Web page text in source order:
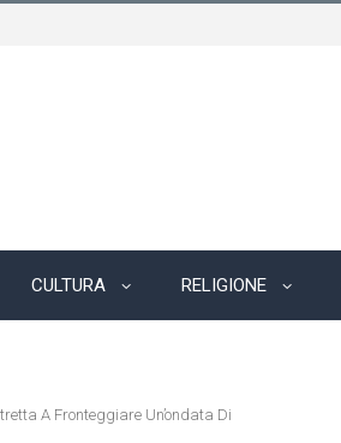
CULTURA RELIGIONE
A Fronteggiare Un’ondata Di